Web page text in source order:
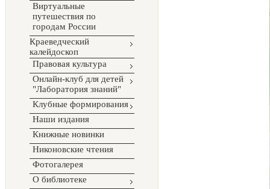
Виртуальные
путешествия по
городам России
Краеведческий
калейдоскоп
Правовая культура
Онлайн-клуб для детей
"Лаборатория знаний"
Клубные формирования
Наши издания
Книжные новинки
Никоновские чтения
Фотогалерея
О библиотеке